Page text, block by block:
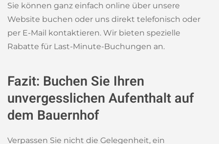
Sie können ganz einfach online über unsere
Website buchen oder uns direkt telefonisch oder
per E-Mail kontaktieren. Wir bieten spezielle
Rabatte für Last-Minute-Buchungen an.
Fazit: Buchen Sie Ihren
unvergesslichen Aufenthalt auf
dem Bauernhof
Verpassen Sie nicht die Gelegenheit, ein